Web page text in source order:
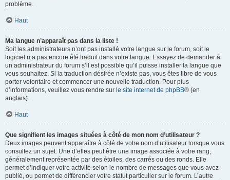
problème.
Haut
Ma langue n’apparaît pas dans la liste !
Soit les administrateurs n’ont pas installé votre langue sur le forum, soit le
logiciel n’a pas encore été traduit dans votre langue. Essayez de demander à
un administrateur du forum s’il est possible qu’il puisse installer la langue que
vous souhaitez. Si la traduction désirée n’existe pas, vous êtes libre de vous
porter volontaire et commencer une nouvelle traduction. Pour plus
d’informations, veuillez vous rendre sur le site internet de phpBB® (en
anglais).
Haut
Que signifient les images situées à côté de mon nom d’utilisateur ?
Deux images peuvent apparaître à côté de votre nom d’utilisateur lorsque vous
consultez un sujet. Une d’elles peut être une image associée à votre rang,
généralement représentée par des étoiles, des carrés ou des ronds. Elle
permet d’indiquer votre activité selon le nombre de messages que vous avez
publié, ou permet de différencier votre statut particulier sur le forum. L’autre